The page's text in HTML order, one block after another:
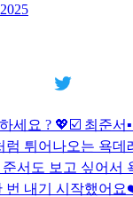
세요 ? 💖☑️ 최준서
튀어나오는 욕데
서도 보고 싶어서
번 내기 시작했어요